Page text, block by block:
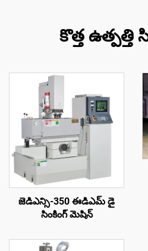
కొత్త ఉత్పత్తి
జెడిఎన్సి-350 ఈడిఎమ్ డై
సింకింగ్ మెషిన్